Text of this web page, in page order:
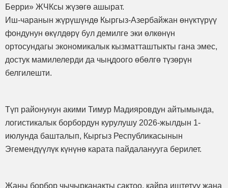
Берри» ЖЧКсы жүзөгө ашырат.
Иш-чаранын жүрүшүндө Кыргыз-Азербайжан өнүктүрүү
фондунун өкүлдөрү бул демилге эки өлкөнүн
ортосундагы экономикалык кызматташтыкты гана эмес,
достук мамилелерди да чыңдоого өбөлгө түзөрүн
белгилешти.
Түп районунун акими Тимур Мадияровдун айтымында,
логистикалык борбордун курулушу 2026-жылдын 1-
июлунда башталып, Кыргыз Республикасынын
Эгемендүүлүк күнүнө карата пайдаланууга берилет.
Жаңы борбор чычырканакты сактоо, кайра иштетүү жана